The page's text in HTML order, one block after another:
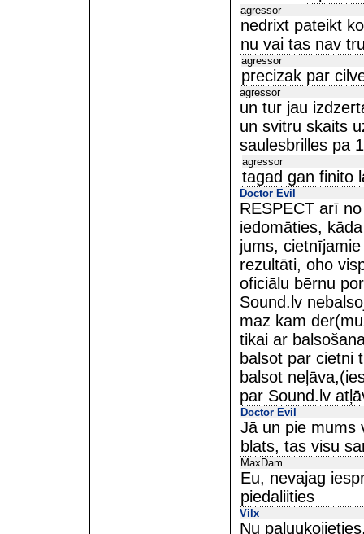
agressor
nedrixt pateikt
nu vai tas nav
agressor
precizak par
agressor
un tur jau
un svitru skaits
saulesbrilles pa
agressor
tagad gan finito
Doctor Evil
RESPECT arī
iedomāties,
jums,
rezultāti, oho
oficiālu bērnu
Sound.lv
maz kam
tikai ar
balsot par cietni
balsot
par Sound.lv
Doctor Evil
Jā un pie mums
blats, tas visu
MaxDam
Eu, nevajag
piedaliities
Vilx
Nu